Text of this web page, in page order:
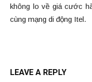
không lo về giá cước
cùng mạng di động Itel.
LEAVE A REPLY